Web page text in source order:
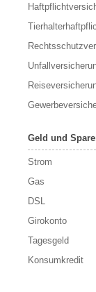
Geld und
Strom
Gas
DSL
Girokonto
Tagesgeld
Konsumkredit